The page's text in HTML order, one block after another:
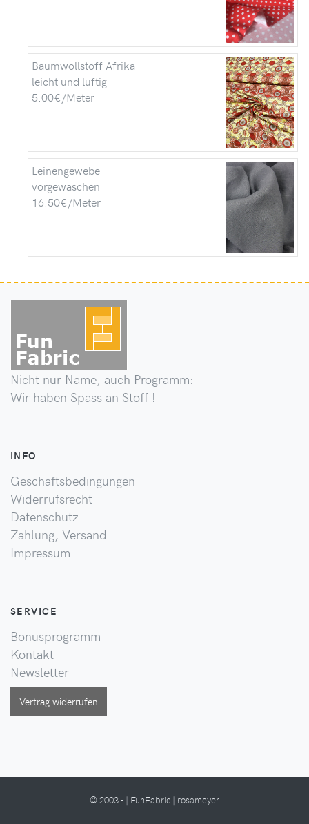
Baumwollstoff Afrika
leicht und luftig
5.00€/Meter
Leinengewebe
vorgewaschen
16.50€/Meter
Nicht nur Name, auch Programm:
Wir haben Spass an Stoff !
INFO
Geschäftsbedingungen
Widerrufsrecht
Datenschutz
Zahlung, Versand
Impressum
SERVICE
Bonusprogramm
Kontakt
Newsletter
Vertrag widerrufen
© 2003 - | FunFabric | rosameyer